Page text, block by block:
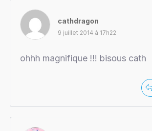
cathdragon
9 juillet 2014 à 17h22
ohhh magnifique !!! bisous cath